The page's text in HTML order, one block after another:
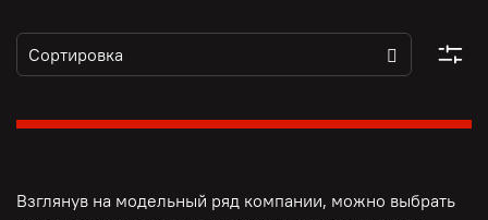
Взглянув на модельный ряд компании, можно выбрать